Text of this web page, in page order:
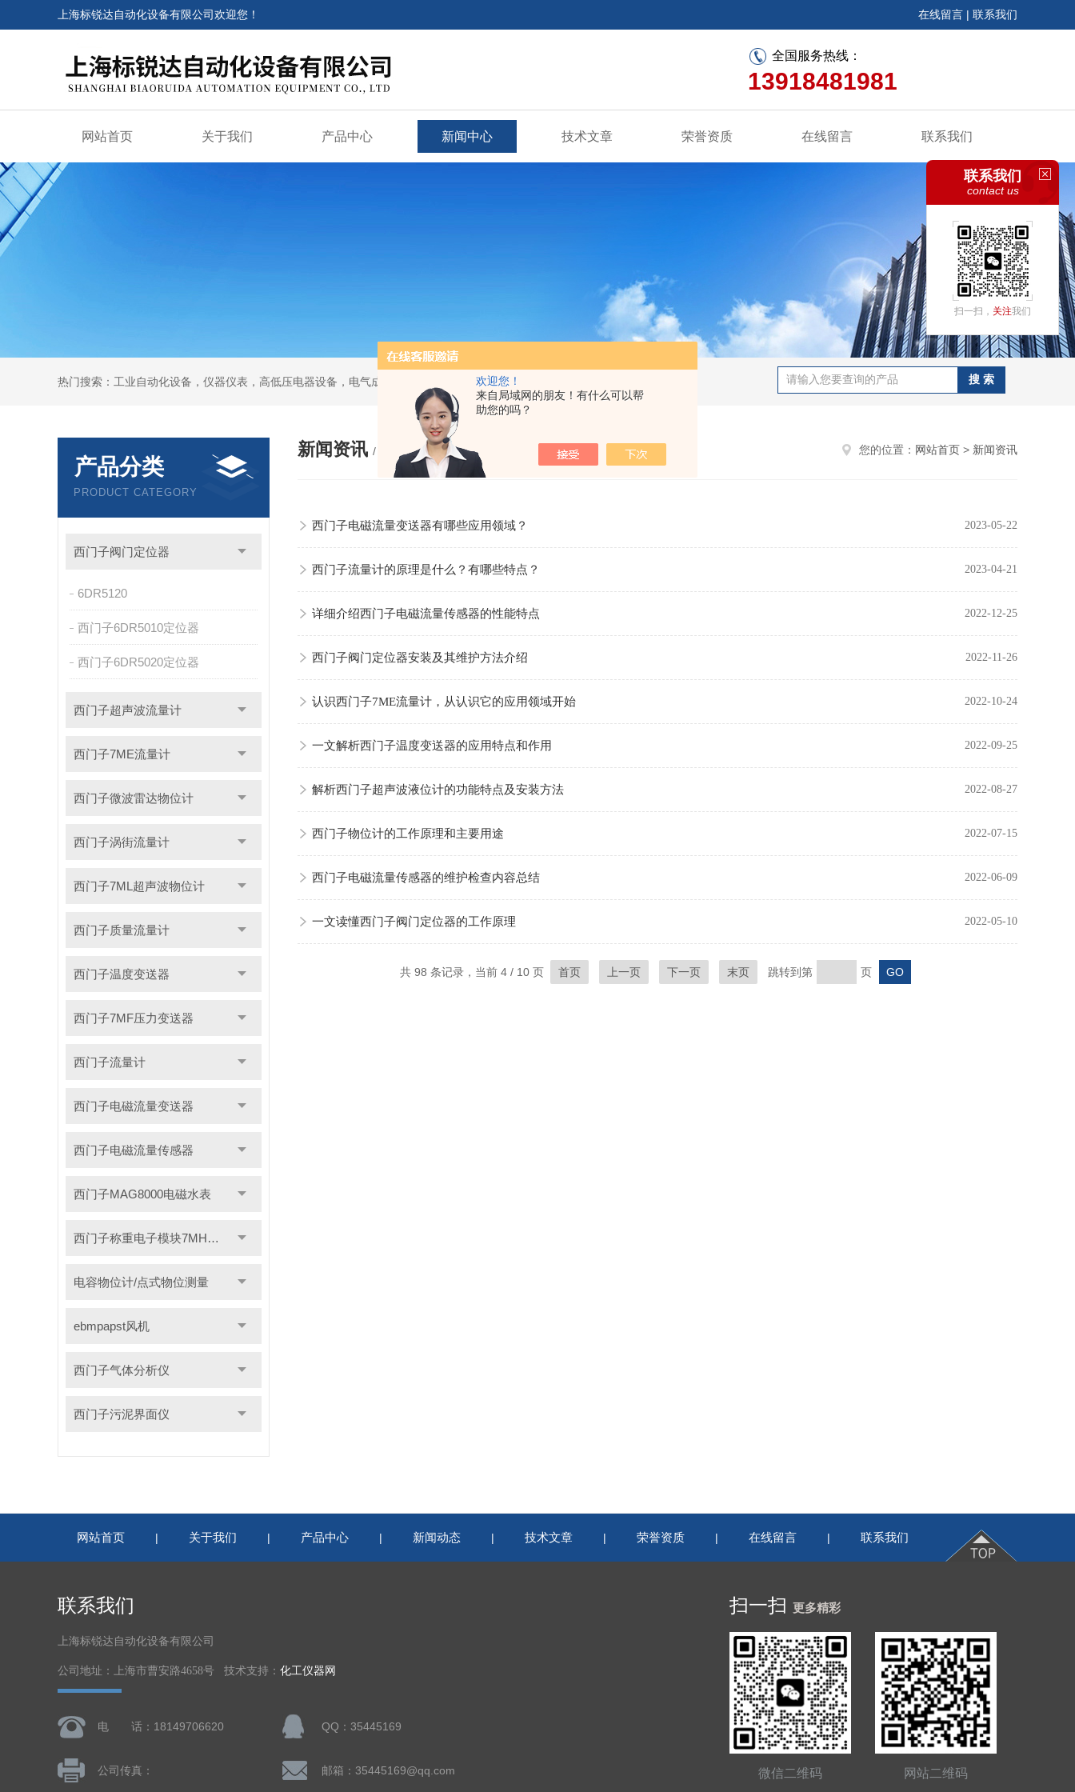
欢迎您！
来自局域网的朋友！有什么可以帮
助您的吗？
上海标锐达自动化设备有限公司欢迎您！ 在线留言 | 联系我们
全国服务热线：
13918481981
网站首页 关于我们 产品中心 新闻中心 技术文章 荣誉资质 在线留言 联系我们
热门搜索：工业自动化设备，仪器仪表，高低压电器设备，电气成套设备
产品分类
PRODUCT CATEGORY
西门子阀门定位器
6DR5120
西门子6DR5010定位器
西门子6DR5020定位器
西门子超声波流量计
西门子7ME流量计
西门子微波雷达物位计
西门子涡街流量计
西门子7ML超声波物位计
西门子质量流量计
西门子温度变送器
西门子7MF压力变送器
西门子流量计
西门子电磁流量变送器
西门子电磁流量传感器
西门子MAG8000电磁水表
西门子称重电子模块7MH系列
电容物位计/点式物位测量
ebmpapst风机
西门子气体分析仪
西门子污泥界面仪
新闻资讯 / NEWS 您的位置： 网站首页 > 新闻资讯
西门子电磁流量变送器有哪些应用领域？ 2023-05-22
西门子流量计的原理是什么？有哪些特点？ 2023-04-21
详细介绍西门子电磁流量传感器的性能特点 2022-12-25
西门子阀门定位器安装及其维护方法介绍 2022-11-26
认识西门子7ME流量计，从认识它的应用领域开始 2022-10-24
一文解析西门子温度变送器的应用特点和作用 2022-09-25
解析西门子超声波液位计的功能特点及安装方法 2022-08-27
西门子物位计的工作原理和主要用途 2022-07-15
西门子电磁流量传感器的维护检查内容总结 2022-06-09
一文读懂西门子阀门定位器的工作原理 2022-05-10
共 98 条记录，当前 4 / 10 页 首页 上一页 下一页 末页 跳转到第 页
网站首页 | 关于我们 | 产品中心 | 新闻动态 | 技术文章 | 荣誉资质 | 在线留言 | 联系我们
联系我们
上海标锐达自动化设备有限公司
公司地址：上海市曹安路4658号 技术支持： 化工仪器网
电 话：18149706620 QQ：35445169
公司传真： 邮箱：35445169@qq.com
扫一扫 更多精彩
微信二维码 网站二维码
联系我们
contact us
扫一扫， 关注我们